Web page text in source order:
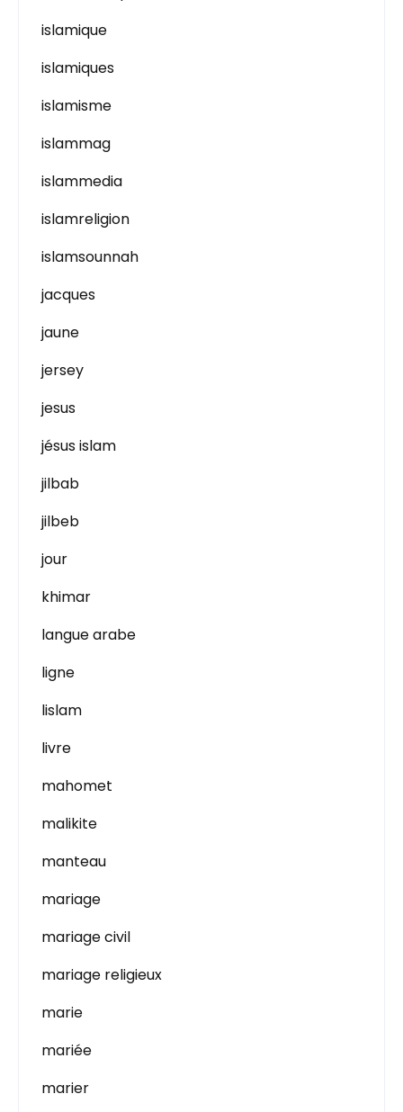
islamique
islamiques
islamisme
islammag
islammedia
islamreligion
islamsounnah
jacques
jaune
jersey
jesus
jésus islam
jilbab
jilbeb
jour
khimar
langue arabe
ligne
lislam
livre
mahomet
malikite
manteau
mariage
mariage civil
mariage religieux
marie
mariée
marier